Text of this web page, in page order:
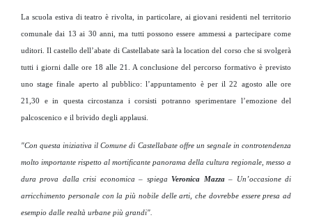
La scuola estiva di teatro è rivolta, in particolare, ai giovani residenti nel territorio
comunale dai 13 ai 30 anni, ma tutti possono essere ammessi a partecipare come
uditori. Il castello dell’abate di Castellabate sarà la location del corso che si svolgerà
tutti i giorni dalle ore 18 alle 21. A conclusione del percorso formativo è previsto
uno stage finale aperto al pubblico: l’appuntamento è per il 22 agosto alle ore
21,30 e in questa circostanza i corsisti potranno sperimentare l’emozione del
palcoscenico e il brivido degli applausi.
"Con questa iniziativa il Comune di Castellabate offre un segnale in controtendenza
molto importante rispetto al mortificante panorama della cultura regionale, messo a
dura prova dalla crisi economica– spiega Veronica Mazza– Un’occasione di
arricchimento personale con la più nobile delle arti, che dovrebbe essere presa ad
esempio dalle realtà urbane più grandi".